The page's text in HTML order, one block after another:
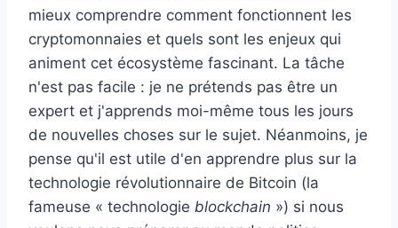
mieux comprendre comment fonctionnent les
cryptomonnaies et quels sont les enjeux qui
animent cet écosystème fascinant. La tâche
n'est pas facile : je ne prétends pas être un
expert et j'apprends moi-même tous les jours
de nouvelles choses sur le sujet. Néanmoins, je
pense qu'il est utile d'en apprendre plus sur la
technologie révolutionnaire de Bitcoin (la
fameuse « technologie blockchain ») si nous